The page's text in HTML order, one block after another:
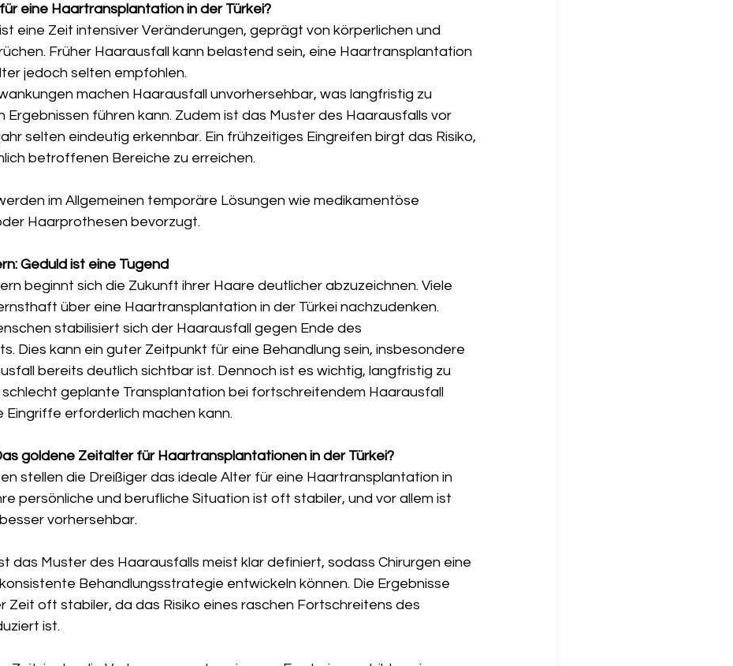
eine Haartransplantation in der Türkei?
eine Zeit intensiver Veränderungen, geprägt von körperlichen und
Früher Haarausfall kann belastend sein, eine Haartransplantation
jedoch selten empfohlen.
machen Haarausfall unvorhersehbar, was langfristig zu
Ergebnissen führen kann. Zudem ist das Muster des Haarausfalls vor
selten eindeutig erkennbar. Ein frühzeitiges Eingreifen birgt das Risiko,
betroffenen Bereiche zu erreichen.
im Allgemeinen temporäre Lösungen wie medikamentöse
Haarprothesen bevorzugt.
Geduld ist eine Tugend
beginnt sich die Zukunft ihrer Haare deutlicher abzuzeichnen. Viele
über eine Haartransplantation in der Türkei nachzudenken.
stabilisiert sich der Haarausfall gegen Ende des
Dies kann ein guter Zeitpunkt für eine Behandlung sein, insbesondere
bereits deutlich sichtbar ist. Dennoch ist es wichtig, langfristig zu
schlecht geplante Transplantation bei fortschreitendem Haarausfall
Eingriffe erforderlich machen kann.
goldene Zeitalter für Haartransplantationen in der Türkei?
stellen die Dreißiger das ideale Alter für eine Haartransplantation in
persönliche und berufliche Situation ist oft stabiler, und vor allem ist
vorhersehbar.
das Muster des Haarausfalls meist klar definiert, sodass Chirurgen eine
Behandlungsstrategie entwickeln können. Die Ergebnisse
Zeit oft stabiler, da das Risiko eines raschen Fortschreitens des
ist.